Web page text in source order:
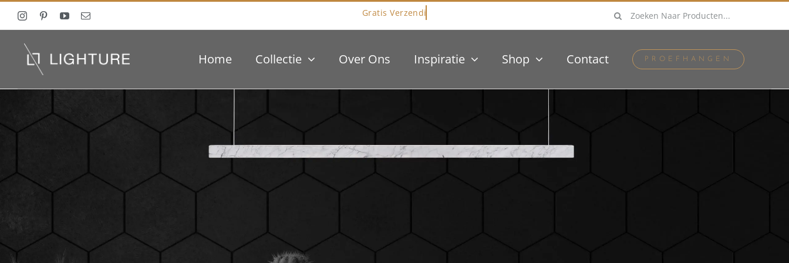
inhoud
Zoeken
naar:
Home Collectie Over Ons Inspiratie Shop Contact PROEFHANGEN